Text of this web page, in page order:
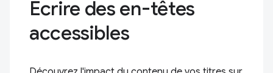
Écrire des en-têtes
accessibles